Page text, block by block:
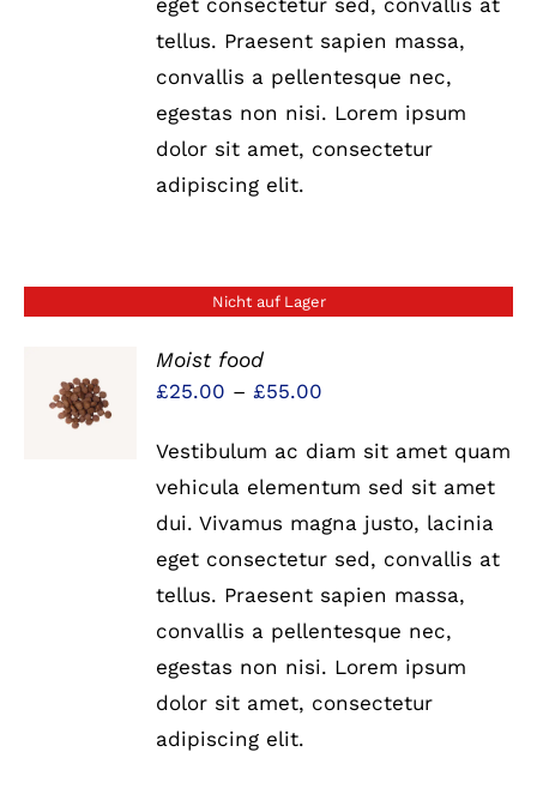
eget consectetur sed, convallis at
tellus. Praesent sapien massa,
convallis a pellentesque nec,
egestas non nisi. Lorem ipsum
dolor sit amet, consectetur
adipiscing elit.
Nicht auf Lager
DETAILS
Moist food
£25.00 –£55.00
bis
£55.00
Vestibulum ac diam sit amet quam
vehicula elementum sed sit amet
dui. Vivamus magna justo, lacinia
eget consectetur sed, convallis at
tellus. Praesent sapien massa,
convallis a pellentesque nec,
egestas non nisi. Lorem ipsum
dolor sit amet, consectetur
adipiscing elit.